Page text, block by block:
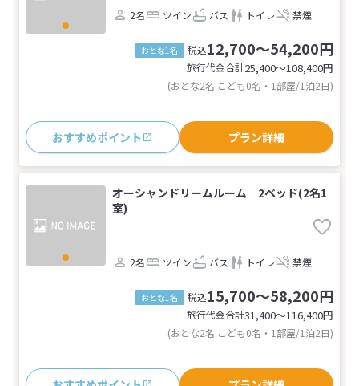
2名 ツイン バス トイレ 禁煙
おとな1名 税込12,700～54,200円
旅行代金合計25,400〜108,400円
(おとな2名 こども0名・1部屋/1泊2日)
おすすめポイント プラン詳細
オーシャンドリームルーム 2ベッド(2名1
室)
2名 ツイン バス トイレ 禁煙
おとな1名 税込15,700～58,200円
旅行代金合計31,400〜116,400円
(おとな2名 こども0名・1部屋/1泊2日)